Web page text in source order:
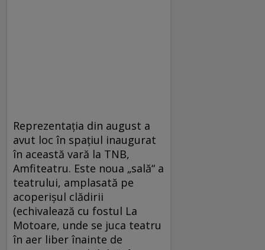
Reprezentaţia din august a
avut loc în spaţiul inaugurat
în această vară la TNB,
Amfiteatru. Este noua „sală“ a
teatrului, amplasată pe
acoperişul clădirii
(echivalează cu fostul La
Motoare, unde se juca teatru
în aer liber înainte de